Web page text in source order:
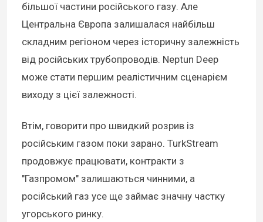
більшої частини російського газу. Але
Центральна Європа залишалася найбільш
складним регіоном через історичну залежність
від російських трубопроводів. Neptun Deep
може стати першим реалістичним сценарієм
виходу з цієї залежності.
Втім, говорити про швидкий розрив із
російським газом поки зарано. TurkStream
продовжує працювати, контракти з
"Газпромом" залишаються чинними, а
російський газ усе ще займає значну частку
угорського ринку.